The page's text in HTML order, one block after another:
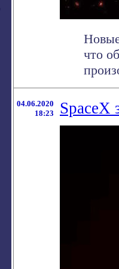
что
04.06.2020
18:23
SpaceX